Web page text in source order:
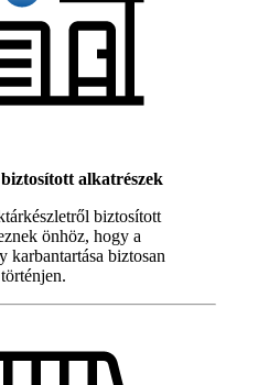
alkatrészek
biztosított
önhöz, hogy a
karbantartása biztosan